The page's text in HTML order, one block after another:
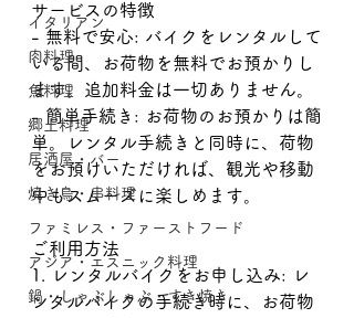
イタリアン
肉料理
魚料理
郷土料理
居酒屋・バー
焼き鳥・串料理
ファミレス・ファーストフード
アジア・エスニック料理
鍋・しゃぶしゃぶ・すき焼き
サービスの特徴
- 無料で安心: バイクをレンタルして
いる間、お荷物を無料でお預かりし
ます。追加料金は一切ありません。
- 簡単手続き: お荷物のお預かりは簡
単。レンタル手続きと同時に、荷物
をお預けいただければ、観光や移動
中もスムーズに楽しめます。
ご利用方法
1. レンタルバイクをお申し込み: レ
ンタルバイクの手続き時に、お荷物